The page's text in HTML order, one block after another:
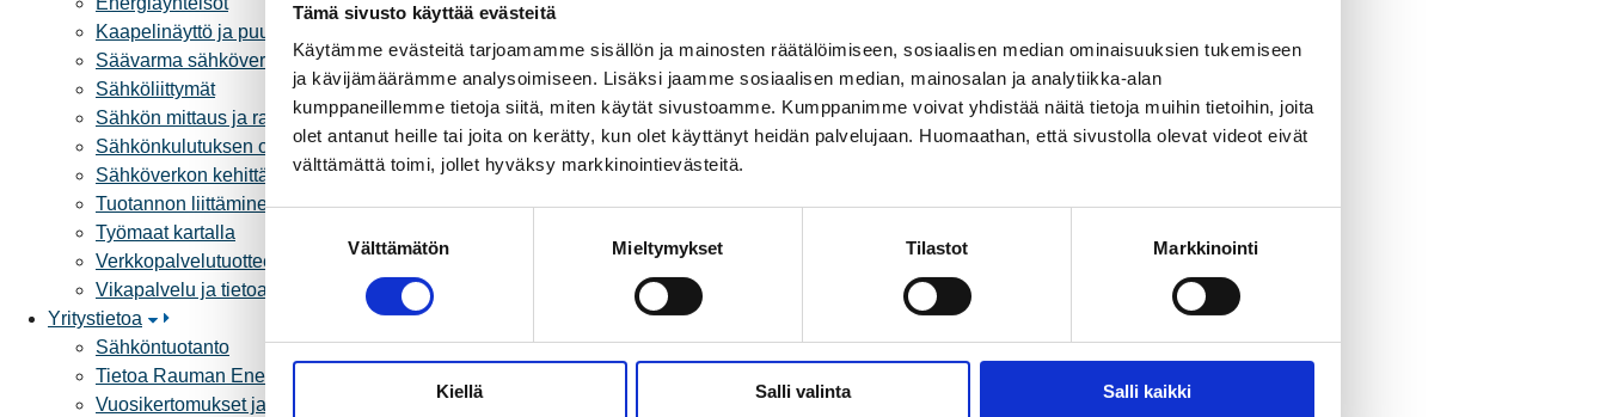
Tämä sivusto käyttää evästeitä
Käytämme evästeitä tarjoamamme sisällön ja mainosten räätälöimiseen, sosiaalisen median ominaisuuksien tukemiseen
ja kävijämäärämme analysoimiseen. Lisäksi jaamme sosiaalisen median, mainosalan ja analytiikka-alan
kumppaneillemme tietoja siitä, miten käytät sivustoamme. Kumppanimme voivat yhdistää näitä tietoja muihin tietoihin, joita
olet antanut heille tai joita on kerätty, kun olet käyttänyt heidän palvelujaan. Huomaathan, että sivustolla olevat videot eivät
välttämättä toimi, jollet hyväksy markkinointievästeitä.
Välttämätön Mieltymykset Tilastot Markkinointi
Kiellä Salli valinta Salli kaikki
Kaapelinäyttö ja puunkaatoapu
Säävarma sähköverkko
Sähköliittymät
Sähkön mittaus ja raportointi
Sähkönkulutuksen ohjaus kiinteistössä
Sähköverkon kehittämissuunnitelma
Tuotannon liittäminen verkkoon
Työmaat kartalla
Verkkopalvelutuotteet ja hinnastot
Vikapalvelu ja tietoa jakeluhäiriöistä
Yritystietoa
Sähköntuotanto
Tietoa Rauman Energiasta
Vuosikertomukset ja asiakaslehti